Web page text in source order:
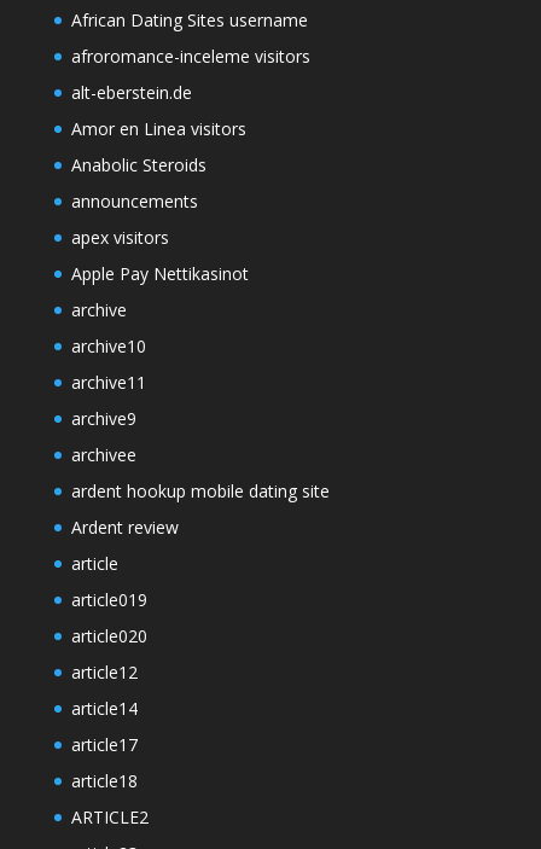
African Dating Sites username
afroromance-inceleme visitors
alt-eberstein.de
Amor en Linea visitors
Anabolic Steroids
announcements
apex visitors
Apple Pay Nettikasinot
archive
archive10
archive11
archive9
archivee
ardent hookup mobile dating site
Ardent review
article
article019
article020
article12
article14
article17
article18
ARTICLE2